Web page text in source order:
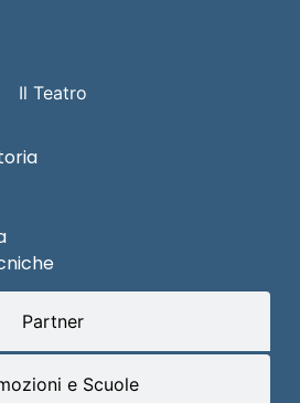
Il Teatro
Partner
e Scuole